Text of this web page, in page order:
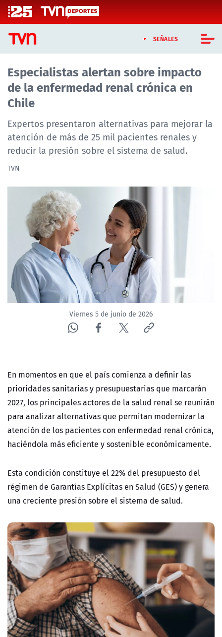
Click acá para ir directamente al contenido
SEÑALES
CASTING MASTERCHEF CHILE
CASTING TVN VERTICAL
TVN VERTICAL
TVN PLAY
PROGRAMAS
TELESERIES
NTV
ACTUALIDAD Y TENDENCIAS
CORPORATIVO Y TRANSPARENCIA
CANAL DE DENUNCIAS
ÁREA DE PROYECTOS
Especialistas alertan sobre impacto
de la enfermedad renal crónica en
Chile
Expertos presentaron alternativas para mejorar la
atención de más de 25 mil pacientes renales y
reducir la presión sobre el sistema de salud.
TVN
Viernes 5 de junio de 2026
En momentos en que el país comienza a definir las
prioridades sanitarias y presupuestarias que marcarán
2027, los principales actores de la salud renal se reunirán
para analizar alternativas que permitan modernizar la
atención de los pacientes con enfermedad renal crónica,
haciéndola más eficiente y sostenible económicamente.
Esta condición constituye el 22% del presupuesto del
régimen de Garantías Explícitas en Salud (GES) y genera
una creciente presión sobre el sistema de salud.